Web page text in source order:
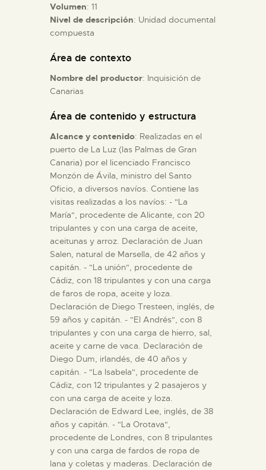
COLECCIONES
ESPAÑOL
Volumen: 11
Nivel de descripción: Unidad documental
compuesta
Área de contexto
Nombre del productor: Inquisición de
Canarias
Área de contenido y estructura
Alcance y contenido: Realizadas en el
puerto de La Luz (las Palmas de Gran
Canaria) por el licenciado Francisco
Monzón de Ávila, ministro del Santo
Oficio, a diversos navíos. Contiene las
visitas realizadas a los navíos: - "La
María", procedente de Alicante, con 20
tripulantes y con una carga de aceite,
aceitunas y arroz. Declaración de Juan
Salen, natural de Marsella, de 42 años y
capitán. - "La unión", procedente de
Cádiz, con 18 tripulantes y con una carga
de faros de ropa, aceite y loza.
Declaración de Diego Tresteen, inglés, de
59 años y capitán. - "El Andrés", con 8
tripulantes y con una carga de hierro, sal,
aceite y carne de vaca. Declaración de
Diego Dum, irlandés, de 40 años y
capitán. - "La Isabela", procedente de
Cádiz, con 12 tripulantes y 2 pasajeros y
con una carga de aceite y loza.
Declaración de Edward Lee, inglés, de 38
años y capitán. - "La Orotava",
procedente de Londres, con 8 tripulantes
y con una carga de fardos de ropa de
lana y coletas y maderas. Declaración de